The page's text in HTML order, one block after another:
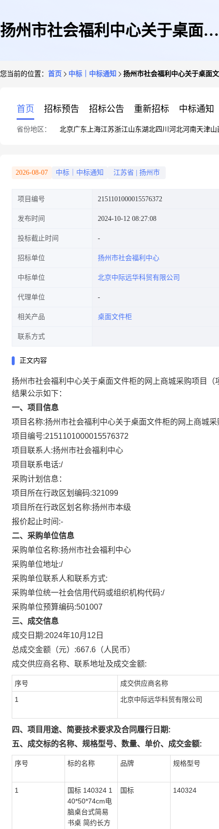
扬州市社会福利中心关于桌面文
您当前的位置： 首页 中标｜中标通知 扬州市社会福利中心关于桌面
首页 招标预告 招标公告 重新招标 中标通知
省份地区： 北京广东 上海江苏浙江山东湖北四川 河北河南天津山
2026-08-07 中标｜中标通知 江苏省 扬州市
项目编号 2151101000015576372
发布时间 2024-10-12 08:27:08
投标截止时间
招标单位 扬州市社会福利中心
中标单位 北京中际远华科贸有限公司
代理单位
相关产品 桌面文件柜
联系方式
正文内容
扬州市社会福利中心关于桌面文件柜的网上商城采购项目
结果公示如下：
一、项目信息
项目名称:扬州市社会福利中心关于桌面文件柜的网上商城采
项目编号:2151101000015576372
项目联系人:扬州市社会福利中心
项目联系电话:/
采购计划信息：
项目所在行政区划编码:321099
项目所在行政区划名称:扬州市本级
报价起止时间:-
二、采购单位信息
采购单位名称:扬州市社会福利中心
采购单位地址:/
采购单位联系人和联系方式:
采购单位统一社会信用代码或组织机构代码:/
采购单位预算编码:501007
三、成交信息
成交日期:2024年10月12日
总成交金额（元）:667.6 （人民币）
成交供应商名称、联系地址及成交金额:
序号 成交供应商名称
1 北京中际远华科贸有限公司
四、项目用途、简要技术要求及合同履行日期:
五、成交标的名称、规格型号、数量、单价、成交金额:
序号 标的名称 品牌 规格型号
1
国标 140324 1
40*50*74cm电
脑桌台式简易
书桌 简约长方
国标 140324